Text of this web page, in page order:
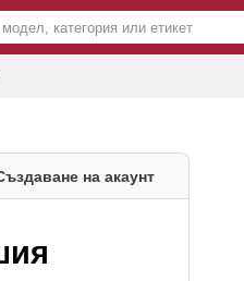
на акаунт